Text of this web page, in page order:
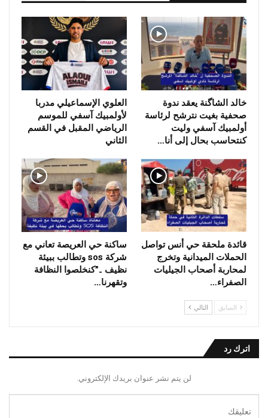
خالد الشاگنة يعقد ندوة
صحفية بغيت نترشح لرئاسة
أولمبيك آسفي وليت
كنتحاسب بحال إلى أنا…
العلوي الإسماعيلي مدربا
لأولمبيك آسفي للموسم
الرياضي المقبل في القسم
الثاني
قائدة ملحقة حي أنس تواصل
الحملات الميدانية وتخرج
لمحاربة أصحاب الجيليات
الصفراء…
ساكنة حي العريصة تعاني مع
شركة sos وتطالب ببيئة
نظيف ..”كنخلصوا النظافة
وتقهرنا…
السابق التالي
اترك رد
لن يتم نشر عنوان بريدك الإلكتروني.